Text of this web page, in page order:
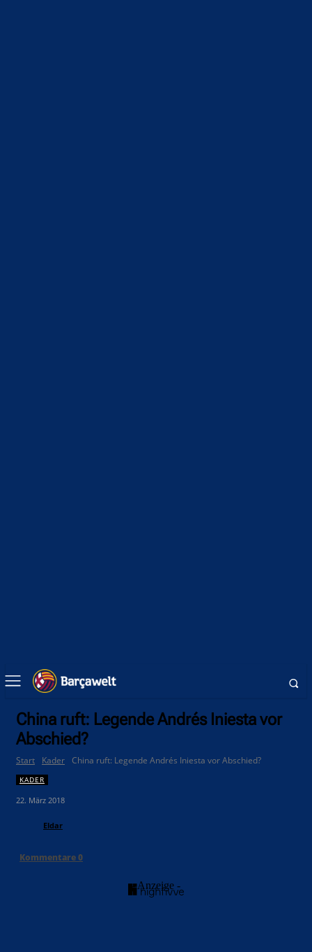
China ruft: Legende Andrés Iniesta vor
Abschied?
Start Kader China ruft: Legende Andrés Iniesta vor Abschied?
KADER
22. März 2018
Eldar
Kommentare0
- Anzeige -